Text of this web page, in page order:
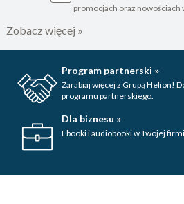
promocjach oraz nowościach
Zobacz więcej »
Program partnerski »
Zarabiaj więcej z Grupą Helion!
programu partnerskiego.
Dla biznesu »
Ebooki i audiobooki w Twojej